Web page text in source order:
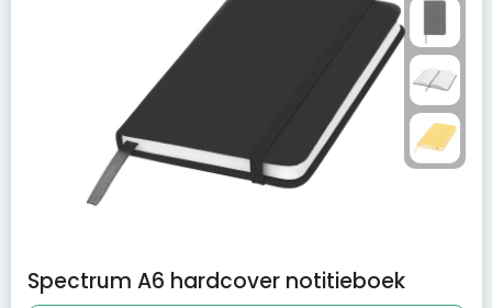
Spectrum A6 hardcover notitieboek